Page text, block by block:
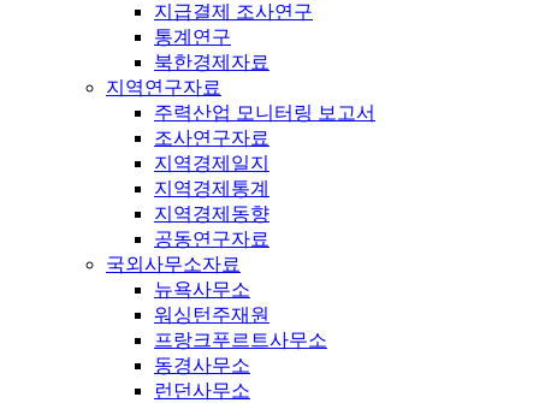
지급결제 조사연구
통계연구
북한경제자료
지역연구자료
주력산업 모니터링 보고서
조사연구자료
지역경제일지
지역경제통계
지역경제동향
공동연구자료
국외사무소자료
뉴욕사무소
워싱턴주재원
프랑크푸르트사무소
동경사무소
런던사무소